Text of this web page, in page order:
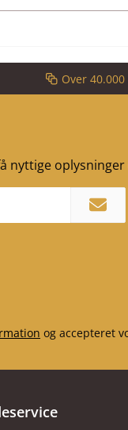
Over
nyttige oplysninger
og accepteret